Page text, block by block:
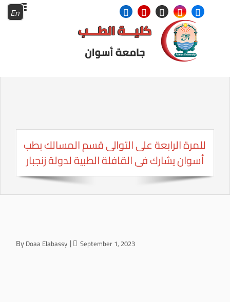
En
للمرة الرابعة على التوالى قسم المسالك بطب
أسوان يشارك فى القافلة الطبية لدولة زنجبار
ByDoaa Elabassy September 1, 2023